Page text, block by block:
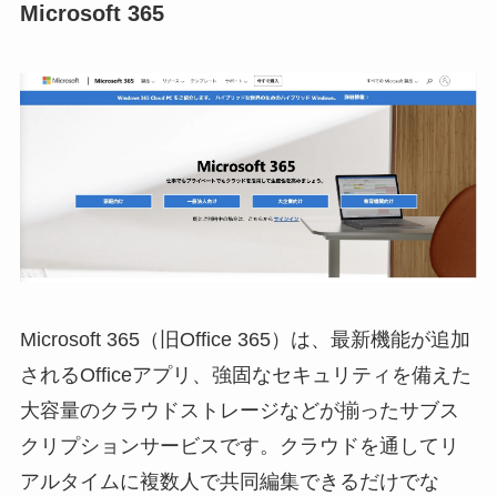
Microsoft 365
Microsoft 365（旧Office 365） は、最新機能が追加
されるOfficeアプリ、強固なセキュリティを備えた
大容量のクラウドストレージなどが揃ったサブス
クリプションサービスです。クラウドを通してリ
アルタイムに複数人で共同編集できるだけでな